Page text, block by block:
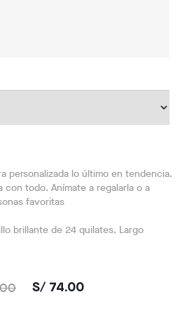
personalizada lo último en tendencia.
con todo. Anímate a regalarla o a
favoritas
brillante de 24 quilates. Largo
S/ 74.00